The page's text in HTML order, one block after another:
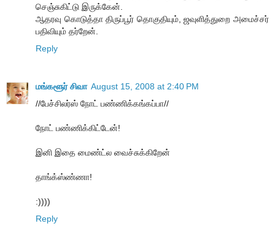
செஞ்சுகிட்டு இருக்கேன்.
ஆதரவு கொடுத்தா திருப்பூர் தொகுதியும், ஜவுளித்துறை அமைச்சர்
பதிவியும் தர்றேன்.
Reply
மங்களூர் சிவா August 15, 2008 at 2:40 PM
//பேச்சிலர்ஸ் நோட் பண்ணிக்கங்கப்பா//
நோட் பண்ணிக்கிட்டேன்!
இனி இதை மைண்ட்ல வைச்சுக்கிறேன்
தாங்க்ஸ்ண்ணா!
:))))
Reply